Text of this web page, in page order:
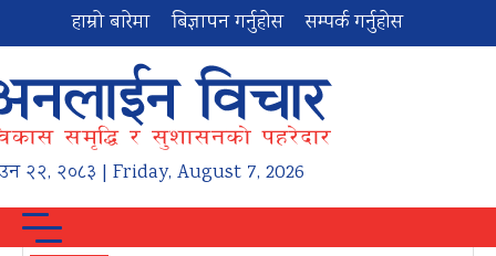
हाम्रो बारेमा बिज्ञापन गर्नुहोस सम्पर्क गर्नुहोस
२२, २०८३ | Friday, August 7, 2026